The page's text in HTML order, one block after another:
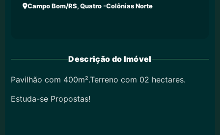
Campo Bom/RS, Quatro -Colônias Norte
Descrição do Imóvel
Pavilhão com 400m².Terreno com 02 hectares.
Estuda-se Propostas!